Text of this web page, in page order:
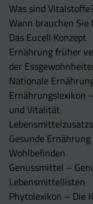
Was sind
Wann brauchen
Das Eucell Konzept
Ernährung früher
der
Nationale
Ernährungslexikon
und Vitalität
Gesunde
Wohlbefinden
Genussmittel –
Lebensmittellisten
Phytolexikon – Die